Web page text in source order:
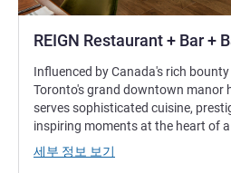
REIGN Restaurant + Bar +
Influenced by Canada's rich
Toronto's grand downtown manor
serves sophisticated cuisine,
inspiring moments at the heart of
세부 정보 보기